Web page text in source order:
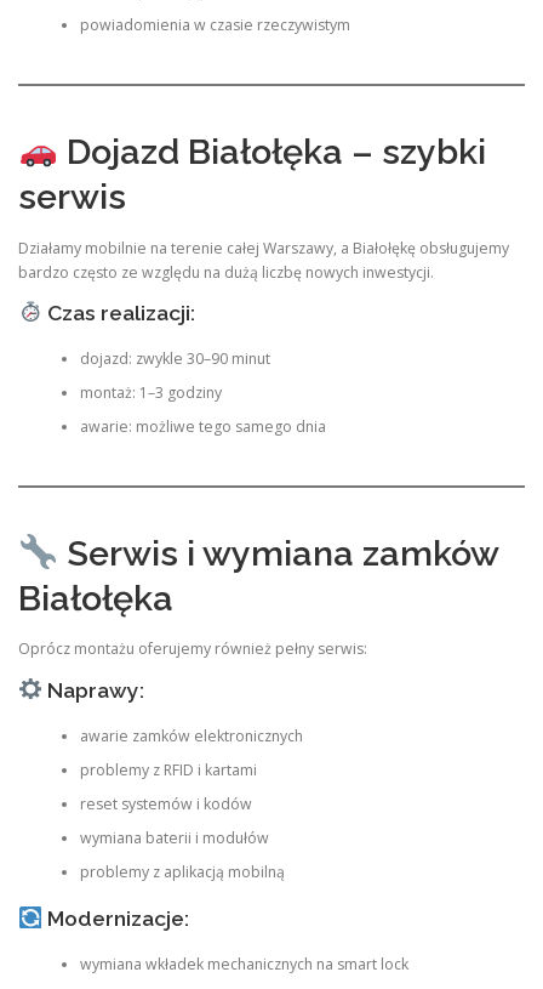
powiadomienia w czasie rzeczywistym
Dojazd Białołęka – szybki
serwis
Działamy mobilnie na terenie całej Warszawy, a Białołękę obsługujemy
bardzo często ze względu na dużą liczbę nowych inwestycji.
Czas realizacji:
dojazd: zwykle 30–90 minut
montaż: 1–3 godziny
awarie: możliwe tego samego dnia
Serwis i wymiana zamków
Białołęka
Oprócz montażu oferujemy również pełny serwis:
Naprawy:
awarie zamków elektronicznych
problemy z RFID i kartami
reset systemów i kodów
wymiana baterii i modułów
problemy z aplikacją mobilną
Modernizacje:
wymiana wkładek mechanicznych na smart lock